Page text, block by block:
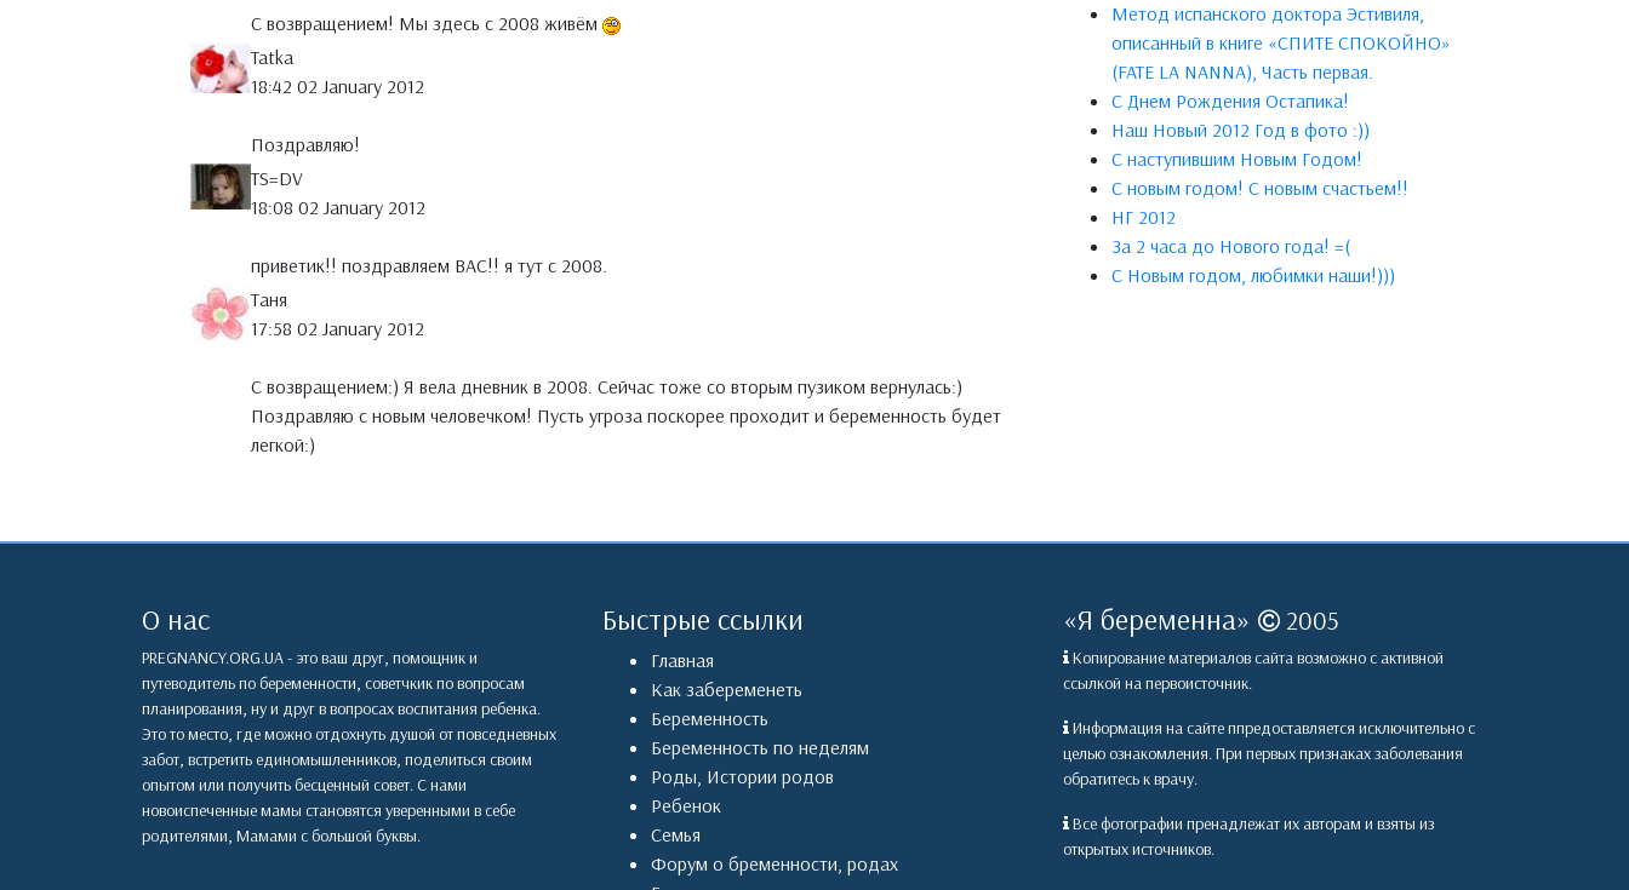
C возвращением! Мы здесь с 2008 живём
Tatka
18:42 02 January 2012
Поздравляю!
TS=DV
18:08 02 January 2012
приветик!! поздравляем ВАС!! я тут с 2008.
Таня
17:58 02 January 2012
C возвращением:) Я вела дневник в 2008. Сейчас тоже со вторым пузиком вернулась:)
Поздравляю с новым человечком! Пусть угроза поскорее проходит и беременность будет
легкой:)
Метод испанского доктора Эстивиля,
описанный в книге «СПИТЕ СПОКОЙНО»
(FATE LA NANNA), Часть первая.
С Днем Рождения Остапика!
Наш Новый 2012 Год в фото :))
С наступившим Новым Годом!
C новым годом! С новым счастьем!!
НГ 2012
За 2 часа до Нового года! =(
С Новым годом, любимки наши!)))
О нас
PREGNANCY.ORG.UA - это ваш друг, помощник и
путеводитель по беременности, советчкик по вопросам
планирования, ну и друг в вопросах воспитания ребенка.
Это то место, где можно отдохнуть душой от повседневных
забот, встретить единомышленников, поделиться своим
опытом или получить бесценный совет. С нами
новоиспеченные мамы становятся уверенными в себе
родителями, Мамами с большой буквы.
Быстрые ссылки
Главная
Как забеременеть
Беременность
Беременность по неделям
Роды, Истории родов
Ребенок
Семья
Форум о бременности, родах
«Я беременна» 2005
Копирование материалов сайта возможно с активной
ссылкой на первоисточник.
Информация на сайте ппредоставляется исключительно с
целью ознакомления. При первых признаках заболевания
обратитесь к врачу.
Все фотографии пренадлежат их авторам и взяты из
открытых источников.